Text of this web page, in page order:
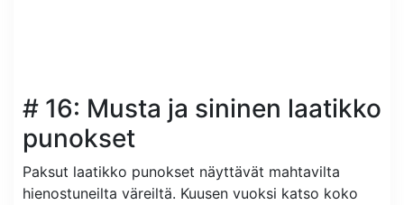
# 16: Musta ja sininen laatikko
punokset
Paksut laatikko punokset näyttävät mahtavilta
hienostuneilta väreiltä. Kuusen vuoksi katso koko